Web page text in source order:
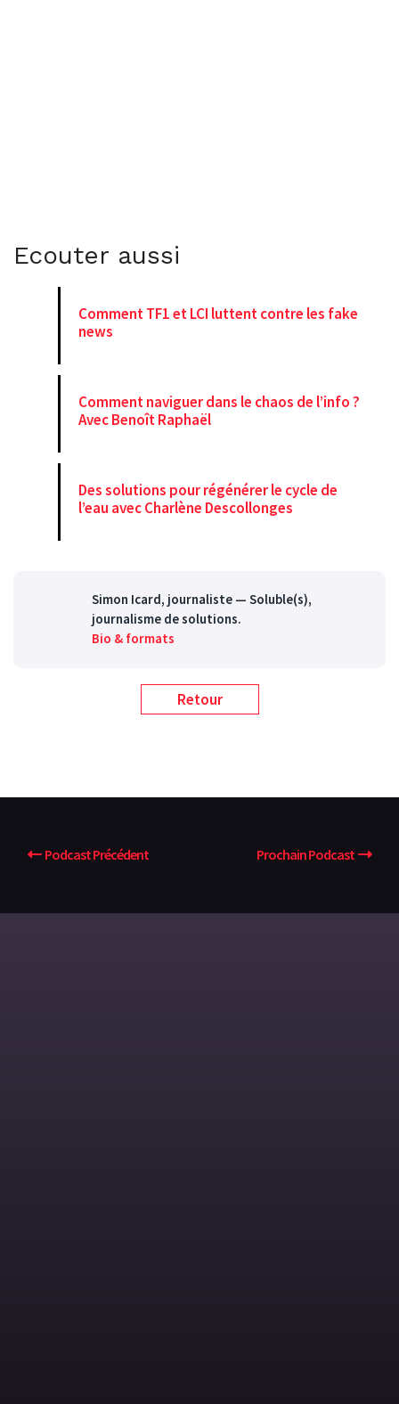
Ecouter aussi
Comment TF1 et LCI luttent contre les fake
news
Comment naviguer dans le chaos de l’info ?
Avec Benoît Raphaël
Des solutions pour régénérer le cycle de
l’eau avec Charlène Descollonges
Simon Icard, journaliste — Soluble(s),
journalisme de solutions.
Bio & formats
Retour
Podcast Précédent Prochain Podcast